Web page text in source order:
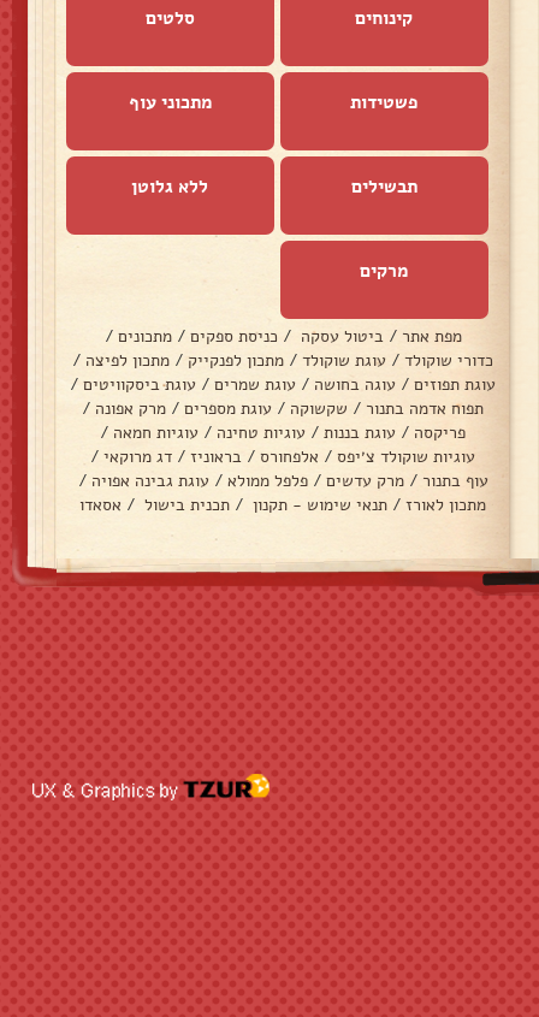
קינוחים סלטים
פשטידות מתכוני עוף
תבשילים ללא גלוטן
מרקים
מפת אתר / ביטול עסקה / כניסת ספקים / מתכונים /
כדורי שוקולד / עוגת שוקולד / מתכון לפנקייק / מתכון לפיצה /
עוגת תפוזים / עוגה בחושה / עוגת שמרים / עוגת ביסקוויטים /
תפוח אדמה בתנור / שקשוקה / עוגת מספרים / מרק אפונה /
פריקסה / עוגת בננות / עוגיות טחינה / עוגיות חמאה /
עוגיות שוקולד צ׳יפס / אלפחורס / בראוניז / דג מרוקאי /
עוף בתנור / מרק עדשים / פלפל ממולא / עוגת גבינה אפויה /
מתכון לאורז / תנאי שימוש - תקנון / תכנית בישול / אסאדו